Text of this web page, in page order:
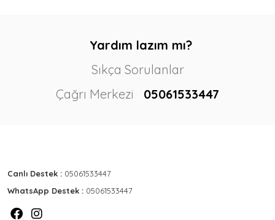
Yardım lazım mı?
Sıkça Sorulanlar
Çağrı Merkezi
05061533447
Canlı Destek : 05061533447
WhatsApp Destek : 05061533447